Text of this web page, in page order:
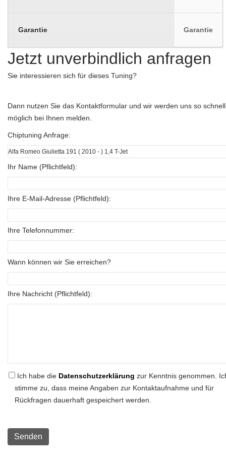
Garantie Garantie
Jetzt unverbindlich anfragen
Sie interessieren sich für dieses Tuning?
Dann nutzen Sie das Kontaktformular und wir werden uns so
möglich bei Ihnen melden.
Chiptuning Anfrage:
Ihr Name (Pflichtfeld):
Ihre E-Mail-Adresse (Pflichtfeld):
Ihre Telefonnummer:
Wann können wir Sie erreichen?
Ihre Nachricht (Pflichtfeld):
Ich habe die Datenschutzerklärung zur Kenntnis genommen.
stimme zu, dass meine Angaben zur Kontaktaufnahme und für
Rückfragen dauerhaft gespeichert werden.